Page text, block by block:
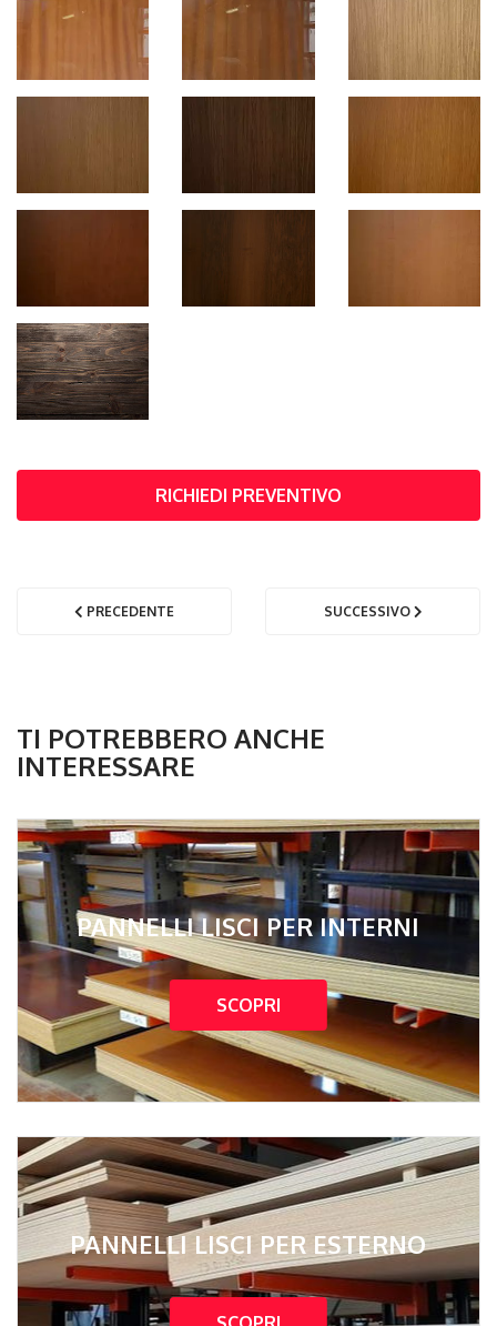
RICHIEDI PREVENTIVO
PRECEDENTE SUCCESSIVO
TI POTREBBERO ANCHE
INTERESSARE
PANNELLI LISCI PER INTERNI
SCOPRI
PANNELLI LISCI PER ESTERNO